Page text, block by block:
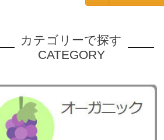
カテゴリーで探す
CATEGORY